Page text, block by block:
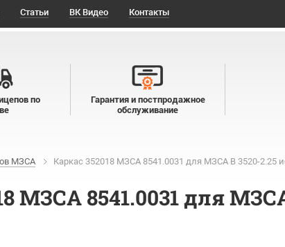
Статьи ВК Видео Контакты
по
Гарантия и постпродажное
обслуживание
МЗСА Каркас 352018 МЗСА 8541.0031 для МЗСА B 3520-2.25
МЗСА 8541.0031 для